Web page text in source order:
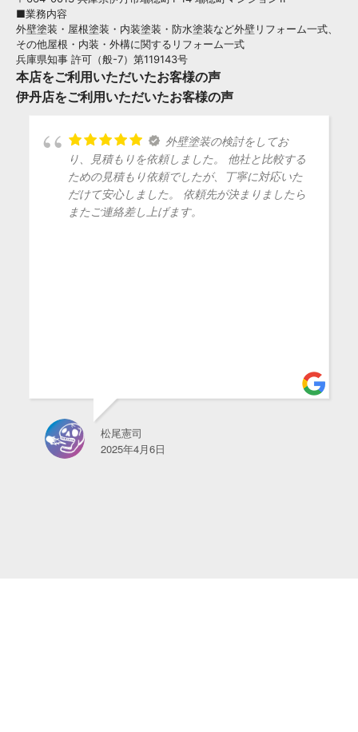
■業務内容
外壁塗装・屋根塗装・内装塗装・防水塗装など外壁リフォーム一式、
その他屋根・内装・外構に関するリフォーム一式
兵庫県知事 許可（般-7）第119143号
本店をご利用いただいたお客様の声
伊丹店をご利用いただいたお客様の声
外壁塗装の検討をしてお
り、見積もりを依頼しました。 他社と比較する
ための見積もり依頼でしたが、丁寧に対応いた
だけて安心しました。 依頼先が決まりましたら
またご連絡差し上げます。
松尾憲司
2025年4月6日